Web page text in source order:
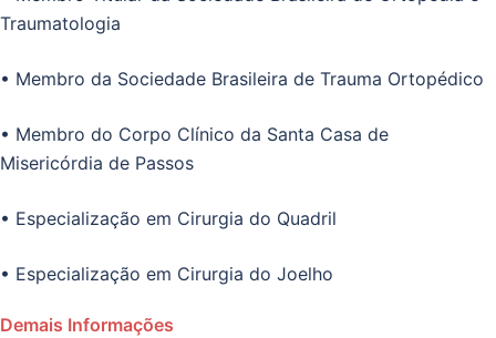
Traumatologia
• Membro da Sociedade Brasileira de Trauma Ortopédico
• Membro do Corpo Clínico da Santa Casa de
Misericórdia de Passos
• Especialização em Cirurgia do Quadril
• Especialização em Cirurgia do Joelho
Demais Informações